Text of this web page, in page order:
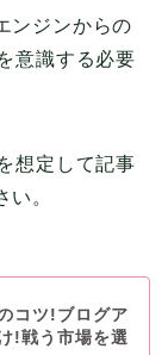
ンジンからの
意識する必要
想定して記事
。
コツ!ブログア
!戦う市場を選